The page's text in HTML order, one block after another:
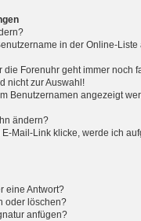
in der Online-Liste
Forenuhr geht immer noch
nicht zur Auswahl!
Benutzernamen angezeigt
ändern?
Mail-Link klicke, werde ich
eine Antwort?
oder löschen?
anfügen?